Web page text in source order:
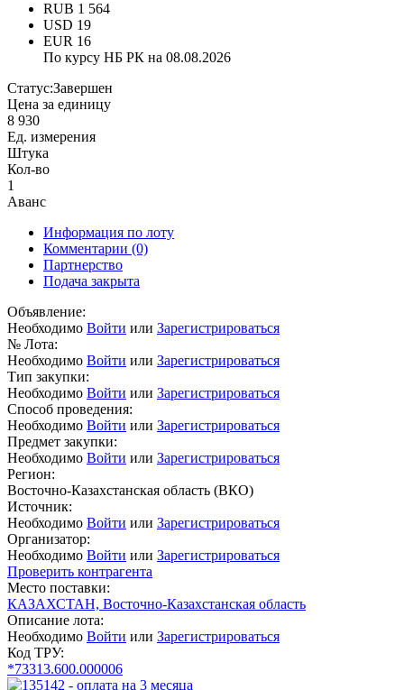
RUB 1 564
USD 19
EUR 16
По курсу НБ РК на 08.08.2026
Статус:Завершен
Цена за единицу
8 930
Ед. измерения
Штука
Кол-во
1
Аванс
Информация по лоту
Комментарии (0)
Партнерство
Подача закрыта
Объявление:
Необходимо Войти или Зарегистрироваться
№ Лота:
Необходимо Войти или Зарегистрироваться
Тип закупки:
Необходимо Войти или Зарегистрироваться
Способ проведения:
Необходимо Войти или Зарегистрироваться
Предмет закупки:
Необходимо Войти или Зарегистрироваться
Регион:
Восточно-Казахстанская область (ВКО)
Источник:
Необходимо Войти или Зарегистрироваться
Организатор:
Необходимо Войти или Зарегистрироваться
Проверить контрагента
Место поставки:
КАЗАХСТАН, Восточно-Казахстанская область
Описание лота:
Необходимо Войти или Зарегистрироваться
Код ТРУ:
*73313.600.000006